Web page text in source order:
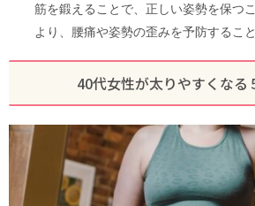
筋を鍛えることで、正しい姿勢を保つ
より、腰痛や姿勢の歪みを予防するこ
40代女性が太りやすくなる